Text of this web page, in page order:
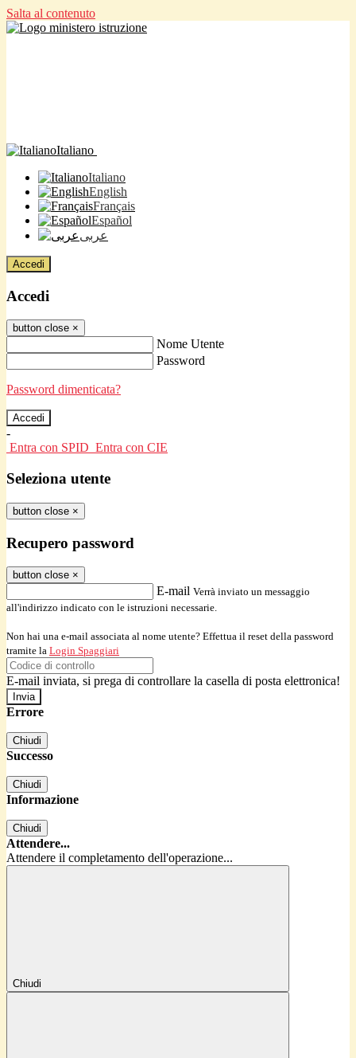
Salta al contenuto
Italiano
Italiano
English
Français
Español
عربى
Accedi
Accedi
button close ×
Nome Utente
Password
Password dimenticata?
-
Entra con SPID Entra con CIE
Seleziona utente
button close ×
Recupero password
button close ×
E-mail Verrà inviato un messaggio
all'indirizzo indicato con le istruzioni necessarie.
Non hai una e-mail associata al nome utente? Effettua il reset della password
tramite la Login Spaggiari
E-mail inviata, si prega di controllare la casella di posta elettronica!
Errore
Chiudi
Successo
Chiudi
Informazione
Chiudi
Attendere...
Attendere il completamento dell'operazione...
Chiudi